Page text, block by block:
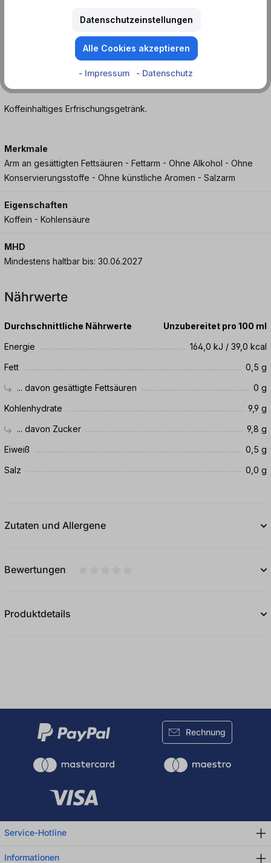
Gönn dir jetzt diese einzigartige Mischung und lass deine
Orange - Dein neues Lieblingsgetränk in der handlichen Dose!
Koffeinhaltiges Erfrischungsgetränk.
Merkmale
Arm an gesättigten Fettsäuren - Fettarm - Ohne Alkohol - Ohne
Konservierungsstoffe - Ohne künstliche Aromen - Salzarm
Eigenschaften
Koffein - Kohlensäure
MHD
Mindestens haltbar bis: 30.06.2027
Nährwerte
Durchschnittliche Nährwerte
Unzubereitet pro 100 ml
Energie
164,0 kJ / 39,0 kcal
Fett
0,5 g
... davon gesättigte Fettsäuren
0 g
Kohlenhydrate
9,9 g
... davon Zucker
9,8 g
Eiweiß
0,5 g
Salz
0,0 g
Zutaten und Allergene
Bewertungen
Produktdetails
Rechnung
Service-Hotline
Informationen
Datenschutzeinstellungen
Alle Cookies akzeptieren
- Impressum - Datenschutz